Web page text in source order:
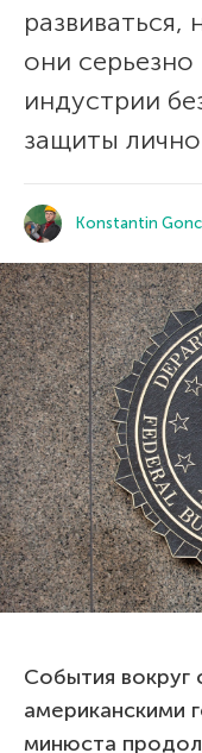
развиваться,
они
индустрии
защиты
Konstantin
События
американскими
минюста